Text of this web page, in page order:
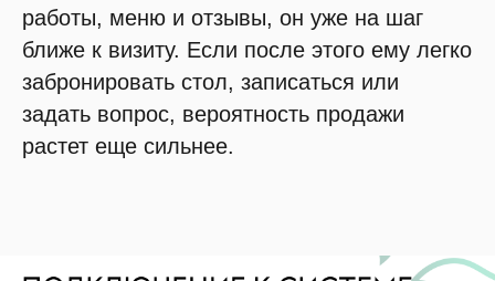
работы, меню и отзывы, он уже на шаг
ближе к визиту. Если после этого ему легко
забронировать стол, записаться или
задать вопрос, вероятность продажи
растет еще сильнее.